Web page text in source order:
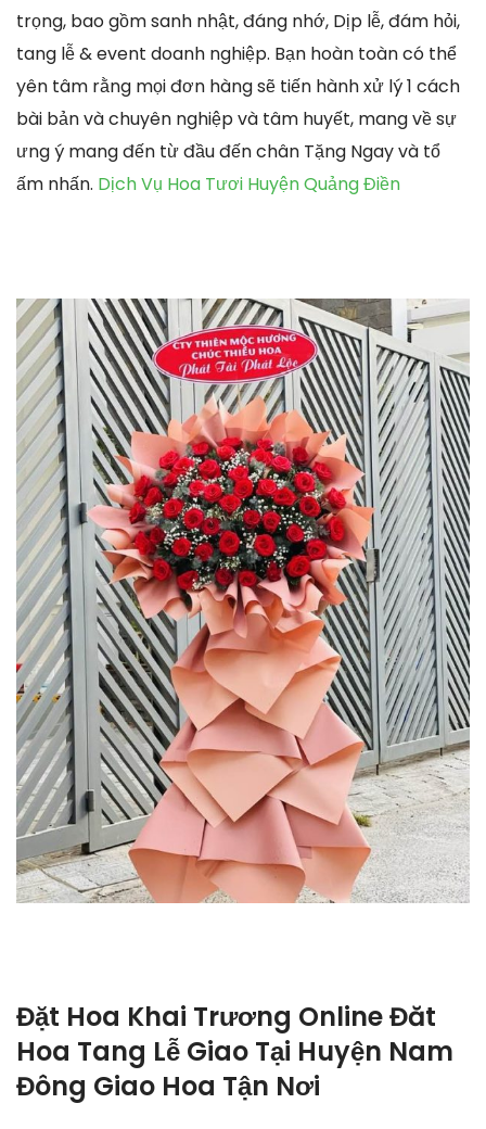
trọng, bao gồm sanh nhật, đáng nhớ, Dịp lễ, đám hỏi,
tang lễ & event doanh nghiệp. Bạn hoàn toàn có thể
yên tâm rằng mọi đơn hàng sẽ tiến hành xử lý 1 cách
bài bản và chuyên nghiệp và tâm huyết, mang về sự
ưng ý mang đến từ đầu đến chân Tặng Ngay và tổ
ấm nhấn. Dịch Vụ Hoa Tươi Huyện Quảng Điền
Đặt Hoa Khai Trương Online Đăt
Hoa Tang Lễ Giao Tại Huyện Nam
Đông Giao Hoa Tận Nơi